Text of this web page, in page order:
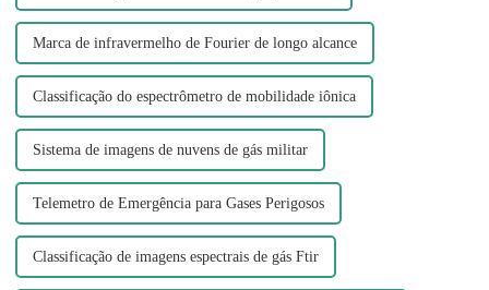
Marca de infravermelho de Fourier de longo alcance
Classificação do espectrômetro de mobilidade iônica
Sistema de imagens de nuvens de gás militar
Telemetro de Emergência para Gases Perigosos
Classificação de imagens espectrais de gás Ftir